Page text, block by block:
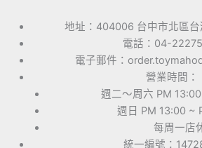
地址：404006 台中市北區台
電話：04-
電子郵件：
營業時間：
週二～周六 PM
週日 PM 13:00 ~
每周一店
統一編號：